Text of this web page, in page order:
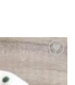
στην λίστα